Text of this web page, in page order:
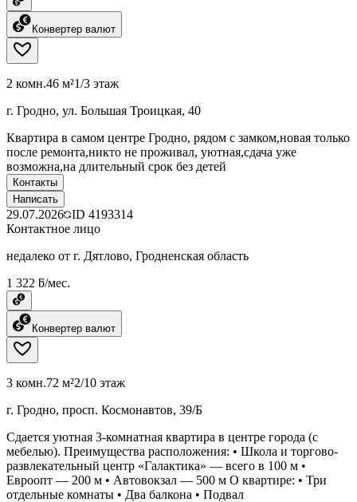
Конвертер валют
2 комн.46 м²1/3 этаж
г. Гродно, ул. Большая Троицкая, 40
Квартира в самом центре Гродно, рядом с замком,новая только
после ремонта,никто не проживал, уютная,сдача уже
возможна,на длительный срок без детей
Контакты
Написать
29.07.2026 ID 4193314
Контактное лицо
недалеко от г. Дятлово, Гродненская область
1 322 ƃ/мес.
Конвертер валют
3 комн.72 м²2/10 этаж
г. Гродно, просп. Космонавтов, 39/Б
Сдается уютная 3-комнатная квартира в центре города (с
мебелью). Преимущества расположения: • Школа и торгово-
развлекательный центр «Галактика» — всего в 100 м •
Евроопт — 200 м • Автовокзал — 500 м О квартире: • Три
отдельные комнаты • Два балкона • Подвал